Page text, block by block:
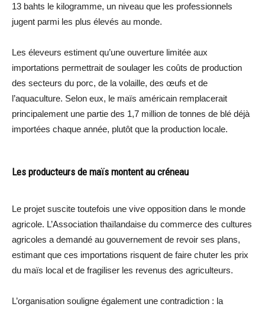
13 bahts le kilogramme, un niveau que les professionnels
jugent parmi les plus élevés au monde.
Les éleveurs estiment qu’une ouverture limitée aux
importations permettrait de soulager les coûts de production
des secteurs du porc, de la volaille, des œufs et de
l’aquaculture. Selon eux, le maïs américain remplacerait
principalement une partie des 1,7 million de tonnes de blé déjà
importées chaque année, plutôt que la production locale.
Les producteurs de maïs montent au créneau
Le projet suscite toutefois une vive opposition dans le monde
agricole. L’Association thaïlandaise du commerce des cultures
agricoles a demandé au gouvernement de revoir ses plans,
estimant que ces importations risquent de faire chuter les prix
du maïs local et de fragiliser les revenus des agriculteurs.
L’organisation souligne également une contradiction : la